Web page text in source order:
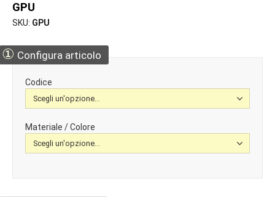
GPU
SKU GPU
① Configura articolo
Codice
Materiale / Colore